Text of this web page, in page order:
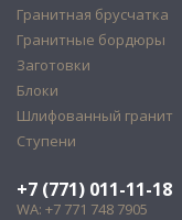
Гранитная брусчатка
Гранитные бордюры
Заготовки
Блоки
Шлифованный гранит
Ступени
+7 (771) 011-11-18
WA: +7 771 748 7905